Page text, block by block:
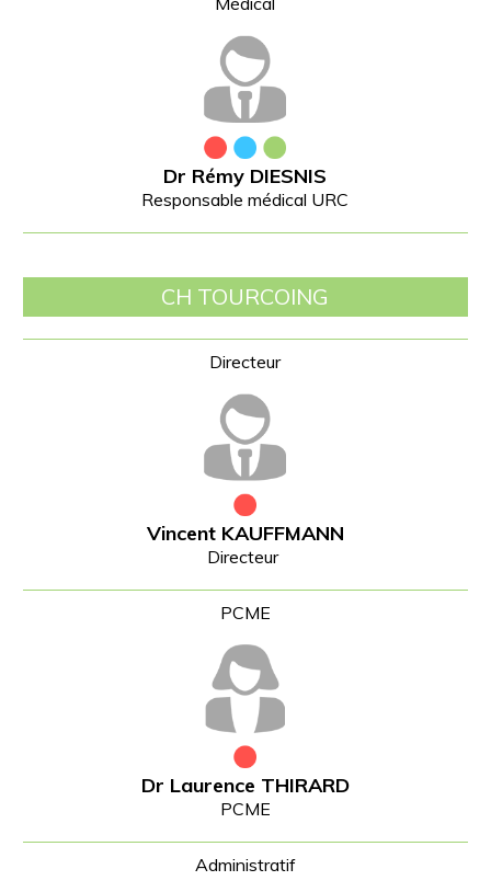
Dr Rémy DIESNIS
Responsable médical URC
CH TOURCOING
Vincent KAUFFMANN
Directeur
Dr Laurence THIRARD
PCME